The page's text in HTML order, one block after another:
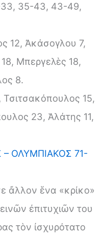
33, 35-43, 43-49,
12, Ἀκάσογλου 7,
Μπεργελὲς 18,
8.
15,
23, Ἁλάτης 11,
ΟΛΥΜΠΙΑΚΟΣ 71-
ἄλλον ἕνα «κρίκο»
ἐπιτυχιῶν του
τὸν ἰσχυρότατο